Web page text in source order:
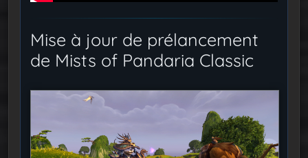
Mise à jour de prélancement
de Mists of Pandaria Classic